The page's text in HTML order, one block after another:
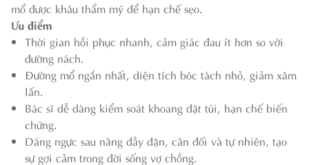
mổ được khâu thẩm mỹ để hạn chế sẹo.
Ưu điểm
Thời gian hồi phục nhanh, cảm giác đau ít hơn so với
đường nách.
Đường mổ ngắn nhất, diện tích bóc tách nhỏ, giảm xâm
lấn.
Bác sĩ dễ dàng kiểm soát khoang đặt túi, hạn chế biến
chứng.
Dáng ngực sau nâng đầy đặn, cân đối và tự nhiên, tạo
sự gợi cảm trong đời sống vợ chồng.